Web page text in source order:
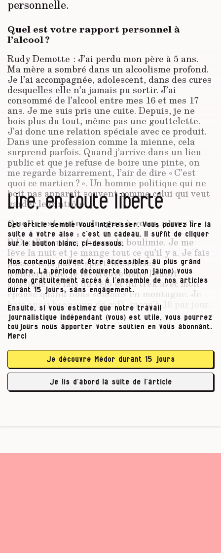
personnelle.
Quel est votre rapport personnel à
l’alcool ?
Rudy Demotte : J’ai perdu mon père à 5 ans.
Ma mère a sombré dans un alcoolisme profond.
Je l’ai accompagnée, adolescent, dans des cures
desquelles elle n’a jamais pu sortir. J’ai
consommé de l’alcool entre mes 16 et mes 17
ans. Je me suis pris une cuite. Depuis, je ne
bois plus du tout, même pas une gouttelette.
J’ai donc une relation spéciale avec ce produit.
Dans une profession comme la mienne, cela
surprend parfois. Quand j’arrive dans un lieu
public et que je refuse de boire une pinte, on
me regarde bizarrement, l’air de dire « C’est
quoi ce martien ? ». Un homme politique qui ne
boit pas apparaît souvent comme celui qui veut
garder le contrôle.
Quelle est votre drogue à vous, alors ?
R.D. : J’ai eu des phases de boulimie. Je me
lève la nuit et je mange tout ce qu’il y a. Je fais
passer cela par le sport. Mes doses
d’endorphine, je les trouve dans l’effort
physique. Je fais du vélo et du trek avec mon
épouse quand nous sommes en montagne. Je
bois aussi beaucoup de café, jusqu’à 10 par jour.
Charles Picqué : Je suis « né » dans l’alcool :
mon grand-père était distillateur. J’ai encore
compositions, mixtures et élixirs. Mon père
était marchand de vins et spiritueux. Il a
ouvert un entrepôt à la fin de la guerre. Il a
vendu de …
Lire, en toute liberté
Cet article semble vous intéresser. Vous pouvez lire la
suite à votre aise : c’est un cadeau. Il suffit de cliquer
sur le bouton blanc, ci-dessous.
Nos contenus doivent être accessibles au plus grand
nombre. La période découverte (bouton jaune) vous
donne gratuitement accès à l’ensemble de nos articles
durant 15 jours, sans engagement.
Ensuite, si vous estimez que notre travail
journalistique indépendant (vous) est utile, vous pourrez
toujours nous apporter votre soutien en vous abonnant.
Merci
Je découvre Médor durant 15 jours
Je lis d’abord la suite de l’article